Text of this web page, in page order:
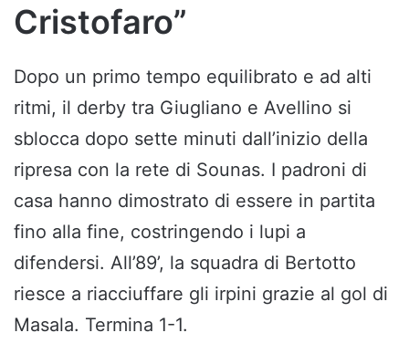
Cristofaro”
Dopo un primo tempo equilibrato e ad alti
ritmi, il derby tra Giugliano e Avellino si
sblocca dopo sette minuti dall’inizio della
ripresa con la rete di Sounas. I padroni di
casa hanno dimostrato di essere in partita
fino alla fine, costringendo i lupi a
difendersi. All’89’, la squadra di Bertotto
riesce a riacciuffare gli irpini grazie al gol di
Masala. Termina 1-1.